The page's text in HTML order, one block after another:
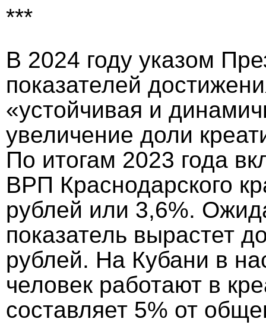
***
В 2024 году указом
показателей
«устойчивая и
увеличение доли
По итогам 2023 года
ВРП Краснодарского
рублей или 3,6%.
показатель вырастет
рублей. На Кубани в
человек работают в
составляет 5% от